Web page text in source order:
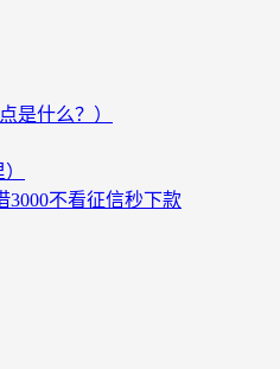
是什么？）
3000不看征信秒下款